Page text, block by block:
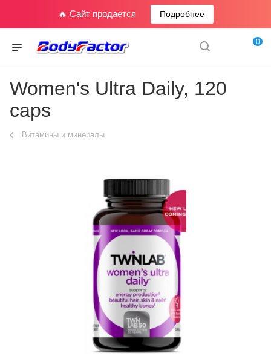
🔥 Сайт продается Подробнее
0
Women's Ultra Daily, 120
caps
Витамины и минералы